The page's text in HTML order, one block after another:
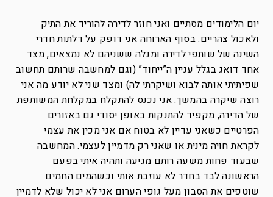
יום הלימודים מסתיים ואני חוזר לדירה להוריד את התיק
ולאכול צהריים. בסוף הארוחה אני דופק על דלתות חדרי
השינה של שותפי לדירה ומגלה ששניהם לא נמצאים, מצד
אחד דואג בגלל עניין ה”ייחוד” (וגם למחשבה שרותם תחשוב
שפיתיתי אותה לבוא ושיקרתי לה) ומצד שני לא יודע מה אני
רוצה שיקרה בהמשך. אני נכנס להתקלח במקלחת המשותפת
של הדירה, מקפיד להתנקות באופן יסודי גם באזורים
הפרטיים כשאני עדיין לא בטוח אם אני מכין את עצמי
לקראת חויה מינית או שאני רק מדמיין לעצמי. המחשבה
שבעוד פחות משעה רותם מגיעה ותהיה איתי בפעם
הראשונה לבד בחדר לא עוזבת אותי וכשהמים החמים
שוטפים את הסבון מעל גופי הערום אני לא יכול שלא לדמיין